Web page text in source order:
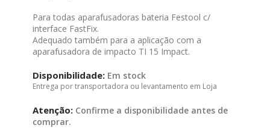
Para todas aparafusadoras bateria Festool c/
interface FastFix.
Adequado também para a aplicação com a
aparafusadora de impacto TI 15 Impact.
Disponibilidade: Em stock
Entrega por transportadora ou levantamento em Loja
Atenção: Confirme a disponibilidade antes de
comprar.